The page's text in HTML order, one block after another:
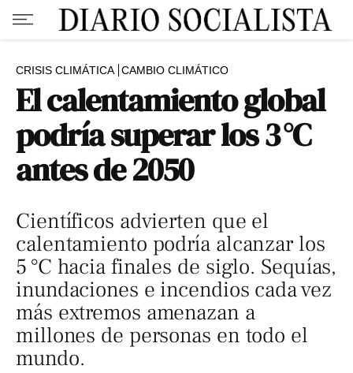
CRISIS CLIMÁTICA CAMBIO CLIMÁTICO
El calentamiento global
podría superar los 3 °C
antes de 2050
Científicos advierten que el
calentamiento podría alcanzar los
5 °C hacia finales de siglo. Sequías,
inundaciones e incendios cada vez
más extremos amenazan a
millones de personas en todo el
mundo.